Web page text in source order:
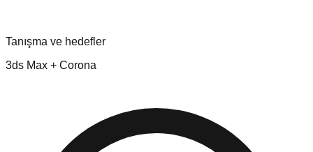
Tanışma ve hedefler
3ds Max + Corona